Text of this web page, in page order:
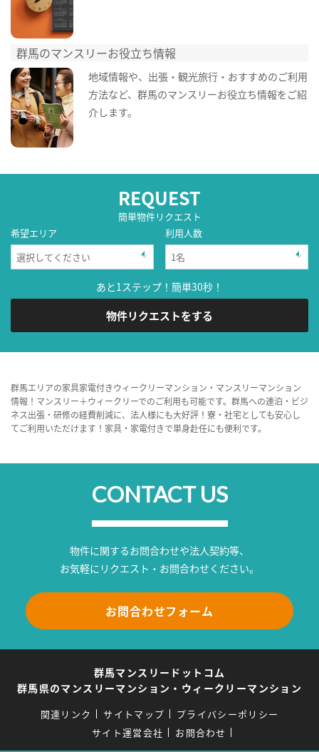
群馬のマンスリーお役立ち情報
地域情報や、出張・観光旅行・おすすめのご利用
方法など、群馬のマンスリーお役立ち情報をご紹
介します。
REQUEST
簡単物件リクエスト
希望エリア
利用人数
あと1ステップ！簡単30秒！
物件リクエストをする
群馬エリアの家具家電付きウィークリーマンション・マンスリーマンション
情報！マンスリー＋ウィークリーでのご利用も可能です。群馬への連泊・ビジ
ネス出張・研修の経費削減に、法人様にも大好評！寮・社宅としても安心し
てご利用いただけます！家具・家電付きで単身赴任にも便利です。
CONTACT US
物件に関するお問合わせや法人契約等、
お気軽にリクエスト・お問合わせください。
お問合わせフォーム
群馬マンスリードットコム
群馬県のマンスリーマンション・ウィークリーマンション
関連リンク サイトマップ
プライバシーポリシー
サイト運営会社
お問合わせ